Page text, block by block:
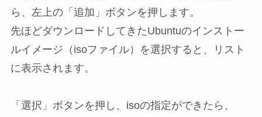
ら、左上の「追加」ボタンを押します。
先ほどダウンロードしてきたUbuntuのインストー
ルイメージ（isoファイル）を選択すると、リスト
に表示されます。
「選択」ボタンを押し、isoの指定ができたら、